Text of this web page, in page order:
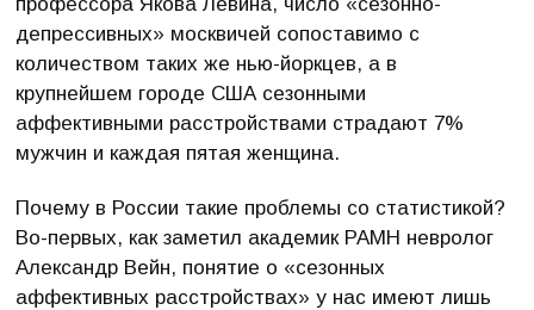
депрессивных» москвичей сопоставимо с
количеством таких же нью-йоркцев, а в
крупнейшем городе США сезонными
аффективными расстройствами страдают 7%
мужчин и каждая пятая женщина.
Почему в России такие проблемы со статистикой?
Во-первых, как заметил академик РАМН невролог
Александр Вейн, понятие о «сезонных
аффективных расстройствах» у нас имеют лишь